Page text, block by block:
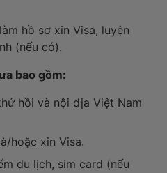
hồ sơ xin Visa, luyện
(nếu có).
bao gồm:
hồi và nội địa Việt Nam
hoặc xin Visa.
du lịch, sim card (nếu